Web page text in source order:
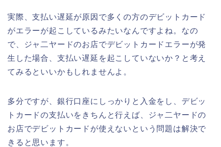
実際、支払い遅延が原因で多くの方のデビットカード
がエラーが起こしているみたいなんですよね。なの
で、ジャ二ヤードのお店でデビットカードエラーが発
生した場合、支払い遅延を起こしていないか？と考え
てみるといいかもしれませんよ。
多分ですが、銀行口座にしっかりと入金をし、デビッ
トカードの支払いをきちんと行えば、ジャ二ヤードの
お店でデビットカードが使えないという問題は解決で
きると思います。